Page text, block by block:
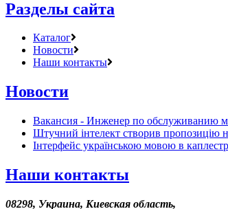
Разделы сайта
Каталог
Новости
Наши контакты
Новости
Вакансия - Инженер по обслуживанию
Штучний інтелект створив пропозицію
Інтерфейс українською мовою в
Наши контакты
08298, Украина, Киевская область,